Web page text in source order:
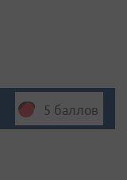
5 баллов